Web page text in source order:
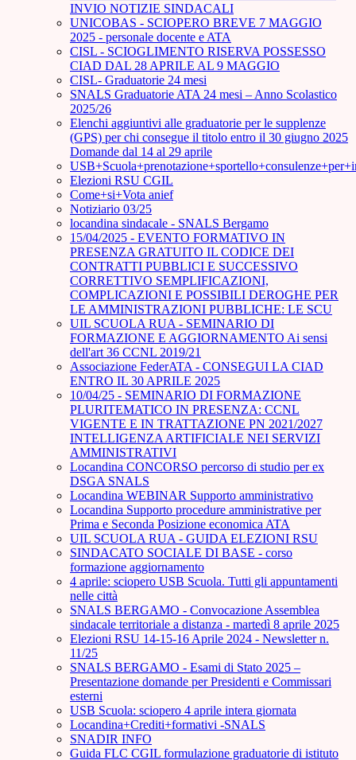
INVIO NOTIZIE SINDACALI
UNICOBAS - SCIOPERO BREVE 7 MAGGIO
2025 - personale docente e ATA
CISL - SCIOGLIMENTO RISERVA POSSESSO
CIAD DAL 28 APRILE AL 9 MAGGIO
CISL- Graduatorie 24 mesi
SNALS Graduatorie ATA 24 mesi – Anno Scolastico
2025/26
Elenchi aggiuntivi alle graduatorie per le supplenze
(GPS) per chi consegue il titolo entro il 30 giugno 2025
Domande dal 14 al 29 aprile
Elezioni RSU CGIL
Come+si+Vota anief
Notiziario 03/25
locandina sindacale - SNALS Bergamo
15/04/2025 - EVENTO FORMATIVO IN
PRESENZA GRATUITO IL CODICE DEI
CONTRATTI PUBBLICI E SUCCESSIVO
CORRETTIVO SEMPLIFICAZIONI,
COMPLICAZIONI E POSSIBILI DEROGHE PER
LE AMMINISTRAZIONI PUBBLICHE: LE SCU
UIL SCUOLA RUA - SEMINARIO DI
FORMAZIONE E AGGIORNAMENTO Ai sensi
dell'art 36 CCNL 2019/21
Associazione FederATA - CONSEGUI LA CIAD
ENTRO IL 30 APRILE 2025
10/04/25 - SEMINARIO DI FORMAZIONE
PLURITEMATICO IN PRESENZA: CCNL
VIGENTE E IN TRATTAZIONE PN 2021/2027
INTELLIGENZA ARTIFICIALE NEI SERVIZI
AMMINISTRATIVI
Locandina CONCORSO percorso di studio per ex
DSGA SNALS
Locandina WEBINAR Supporto amministrativo
Locandina Supporto procedure amministrative per
Prima e Seconda Posizione economica ATA
UIL SCUOLA RUA - GUIDA ELEZIONI RSU
SINDACATO SOCIALE DI BASE - corso
formazione aggiornamento
4 aprile: sciopero USB Scuola. Tutti gli appuntamenti
nelle città
SNALS BERGAMO - Convocazione Assemblea
sindacale territoriale a distanza - martedì 8 aprile 2025
Elezioni RSU 14-15-16 Aprile 2024 - Newsletter n.
11/25
SNALS BERGAMO - Esami di Stato 2025 –
Presentazione domande per Presidenti e Commissari
esterni
USB Scuola: sciopero 4 aprile intera giornata
Locandina+Crediti+formativi -SNALS
SNADIR INFO
Guida FLC CGIL formulazione graduatorie di istituto